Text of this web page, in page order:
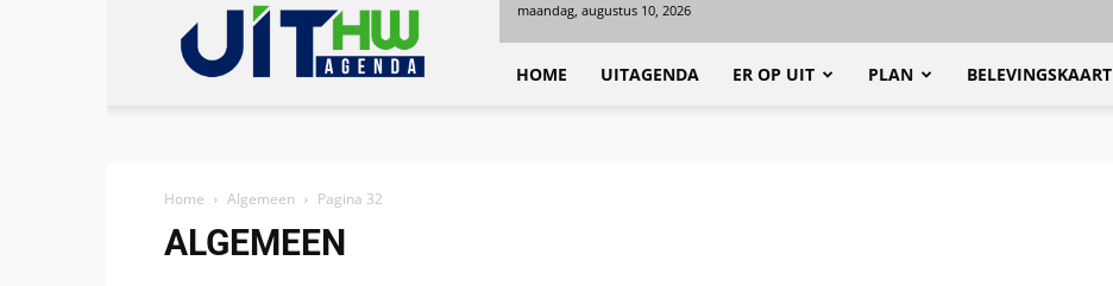
Hoeksche
Waard
maandag, augustus 10, 2026
HOME UITAGENDA ER OP UIT PLAN BELEVINGSKAART
Home Algemeen Pagina 32
ALGEMEEN